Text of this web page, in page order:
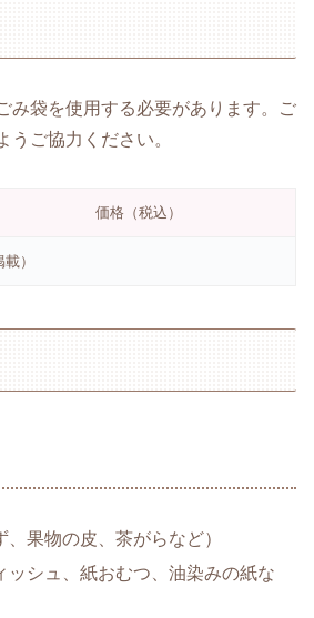
み袋を使用する必要があります。ご
うご協力ください。
価格（税込）
）
果物の皮、茶がらなど）
ッシュ、紙おむつ、油染みの紙な